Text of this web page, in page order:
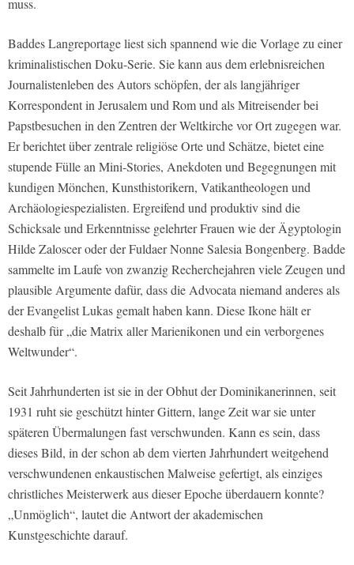
muss.
Baddes Langreportage liest sich spannend wie die Vorlage zu einer
kriminalistischen Doku-Serie. Sie kann aus dem erlebnisreichen
Journalistenleben des Autors schöpfen, der als langjähriger
Korrespondent in Jerusalem und Rom und als Mitreisender bei
Papstbesuchen in den Zentren der Weltkirche vor Ort zugegen war.
Er berichtet über zentrale religiöse Orte und Schätze, bietet eine
stupende Fülle an Mini-Stories, Anekdoten und Begegnungen mit
kundigen Mönchen, Kunsthistorikern, Vatikantheologen und
Archäologiespezialisten. Ergreifend und produktiv sind die
Schicksale und Erkenntnisse gelehrter Frauen wie der Ägyptologin
Hilde Zaloscer oder der Fuldaer Nonne Salesia Bongenberg. Badde
sammelte im Laufe von zwanzig Recherchejahren viele Zeugen und
plausible Argumente dafür, dass die Advocata niemand anderes als
der Evangelist Lukas gemalt haben kann. Diese Ikone hält er
deshalb für „die Matrix aller Marienikonen und ein verborgenes
Weltwunder“.
Seit Jahrhunderten ist sie in der Obhut der Dominikanerinnen, seit
1931 ruht sie geschützt hinter Gittern, lange Zeit war sie unter
späteren Übermalungen fast verschwunden. Kann es sein, dass
dieses Bild, in der schon ab dem vierten Jahrhundert weitgehend
verschwundenen enkaustischen Malweise gefertigt, als einziges
christliches Meisterwerk aus dieser Epoche überdauern konnte?
„Unmöglich“, lautet die Antwort der akademischen
Kunstgeschichte darauf.